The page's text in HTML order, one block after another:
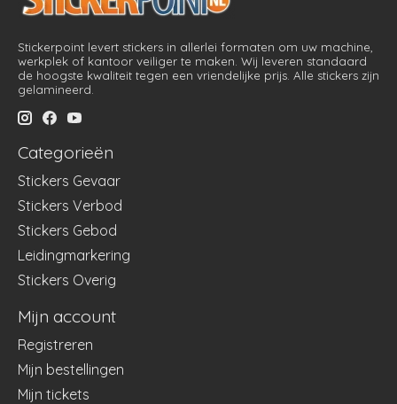
Stickerpoint levert stickers in allerlei formaten om uw machine,
werkplek of kantoor veiliger te maken. Wij leveren standaard
de hoogste kwaliteit tegen een vriendelijke prijs. Alle stickers zijn
gelamineerd.
Categorieën
Stickers Gevaar
Stickers Verbod
Stickers Gebod
Leidingmarkering
Stickers Overig
Mijn account
Registreren
Mijn bestellingen
Mijn tickets